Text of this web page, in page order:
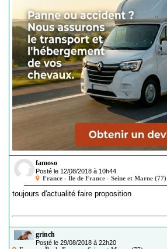
famoso
Posté le 12/08/2018 à 10h44
France - Île de France - Seine et Marne (77)
toujours d'actualité faire proposition
grinch
Posté le 29/08/2018 à 22h20